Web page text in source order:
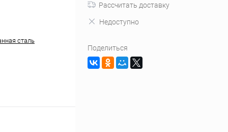
сталь
Рассчитать доставку
Недоступно
Поделиться